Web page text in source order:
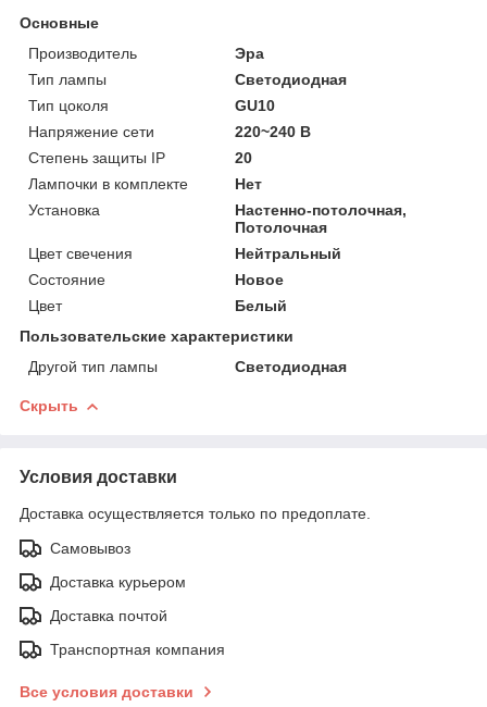
Основные
Производитель
Эра
Тип лампы
Светодиодная
Тип цоколя
GU10
Напряжение сети
220~240 В
Степень защиты IP
20
Лампочки в комплекте
Нет
Установка
Настенно-потолочная,
Потолочная
Цвет свечения
Нейтральный
Состояние
Новое
Цвет
Белый
Пользовательские характеристики
Другой тип лампы
Светодиодная
Скрыть
Условия доставки
Доставка осуществляется только по предоплате.
Самовывоз
Доставка курьером
Доставка почтой
Транспортная компания
Все условия доставки